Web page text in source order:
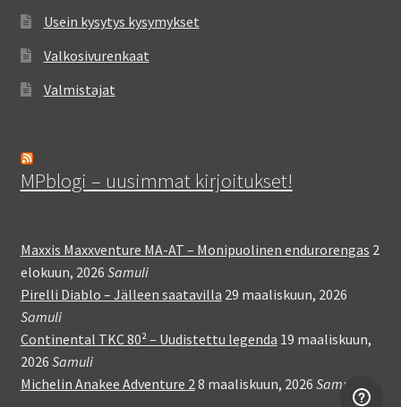
Usein kysytys kysymykset
Valkosivurenkaat
Valmistajat
MPblogi – uusimmat kirjoitukset!
Maxxis Maxxventure MA-AT – Monipuolinen endurorengas 2
elokuun, 2026 Samuli
Pirelli Diablo – Jälleen saatavilla 29 maaliskuun, 2026
Samuli
Continental TKC 80² – Uudistettu legenda 19 maaliskuun,
2026 Samuli
Michelin Anakee Adventure 2 8 maaliskuun, 2026 Samuli